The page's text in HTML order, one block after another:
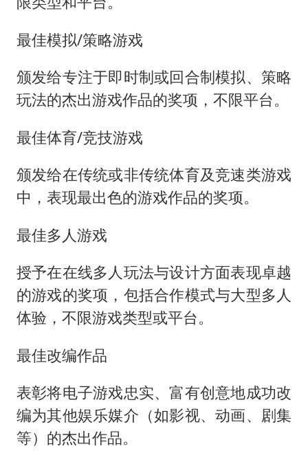
最佳模拟/策略游戏
颁发给专注于即时制或回合制模拟、策略
玩法的杰出游戏作品的奖项，不限平台。
最佳体育/竞技游戏
颁发给在传统或非传统体育及竞速类游戏
中，表现最出色的游戏作品的奖项。
最佳多人游戏
授予在在线多人玩法与设计方面表现卓越
的游戏的奖项，包括合作模式与大型多人
体验，不限游戏类型或平台。
最佳改编作品
表彰将电子游戏忠实、富有创意地成功改
编为其他娱乐媒介（如影视、动画、剧集
等）的杰出作品。